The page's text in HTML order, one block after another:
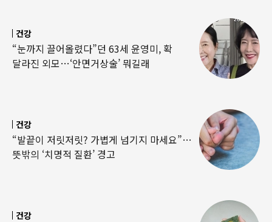
건강
“눈까지 끌어올렸다”던 63세 윤영미, 확
달라진 외모…‘안면거상술’ 뭐길래
건강
“발끝이 저릿저릿? 가볍게 넘기지 마세요”…
뜻밖의 ‘치명적 질환’ 경고
건강